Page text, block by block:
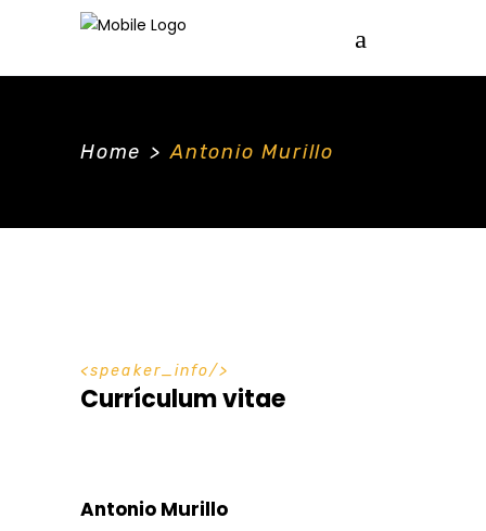
Home > Antonio Murillo
speaker_info
Currículum vitae
Antonio Murillo